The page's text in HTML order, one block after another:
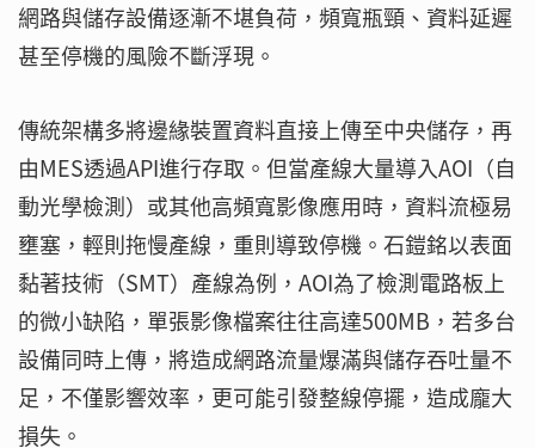
網路與儲存設備逐漸不堪負荷，頻寬瓶頸、資料延遲
甚至停機的風險不斷浮現。
傳統架構多將邊緣裝置資料直接上傳至中央儲存，再
由MES透過API進行存取。但當產線大量導入AOI（自
動光學檢測）或其他高頻寬影像應用時，資料流極易
壅塞，輕則拖慢產線，重則導致停機。石鎧銘以表面
黏著技術（SMT）產線為例，AOI為了檢測電路板上
的微小缺陷，單張影像檔案往往高達500MB，若多台
設備同時上傳，將造成網路流量爆滿與儲存吞吐量不
足，不僅影響效率，更可能引發整線停擺，造成龐大
損失。